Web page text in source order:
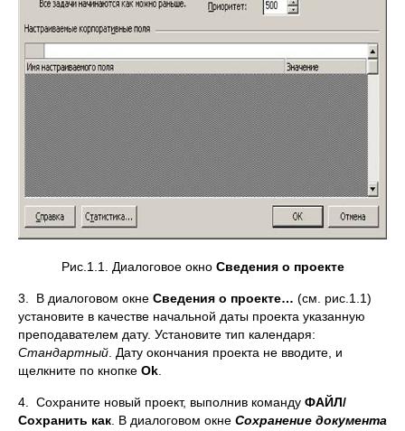
Рис.1.1. Диалоговое окно Сведения о проекте
3. В диалоговом окне Сведения о проекте… (см. рис.1.1)
установите в качестве начальной даты проекта указанную
преподавателем дату. Установите тип календаря:
Стандартный . Дату окончания проекта не вводите, и
щелкните по кнопке Ok
4. Сохраните новый проект, выполнив команду ФАЙЛ/
Сохранить как . В диалоговом окне Сохранение документа